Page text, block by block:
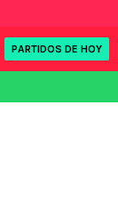
REDSPORT
PARTIDOS DE HOY